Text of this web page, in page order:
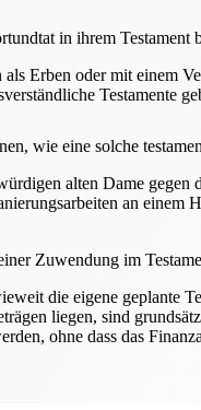
in ihrem Testament
Erben oder mit einem
Testamente
wie eine solche
alten Dame
an einem
Zuwendung im
die eigene geplante
liegen, sind
ohne dass das